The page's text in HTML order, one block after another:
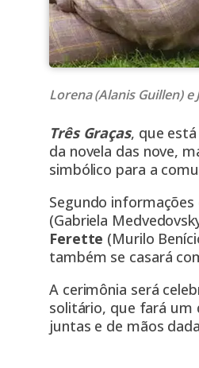
Lorena (Alanis Guillen)
Três Graças, que
da novela das nove,
simbólico para a
Segundo informações
(Gabriela
Ferette (Murilo
também se casará
A cerimônia será
solitário, que fará um
juntas e de mãos